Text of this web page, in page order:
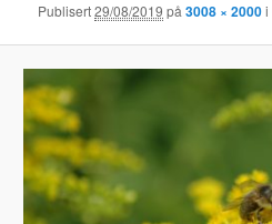
Publisert29/08/2019 på3008 × 2000i